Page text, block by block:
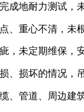
成地耐力测试，
、重心不清，未
，未定期维保，
、损坏的情况，
、管道、周边建